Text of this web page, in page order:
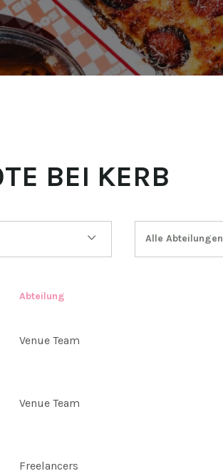
BEI KERB
Alle Abteilungen
Abteilung
Venue Team
Venue Team
Freelancers